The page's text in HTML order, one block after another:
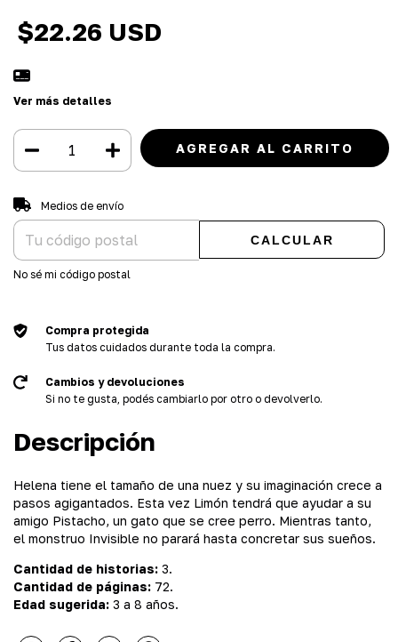
$22.26 USD
Ver más detalles
Entregas para el CP:
Medios de envío
CALCULAR
No sé mi código postal
Compra protegida
Tus datos cuidados durante toda la compra.
Cambios y devoluciones
Si no te gusta, podés cambiarlo por otro o devolverlo.
Descripción
Helena tiene el tamaño de una nuez y su imaginación crece a
pasos agigantados. Esta vez Limón tendrá que ayudar a su
amigo Pistacho, un gato que se cree perro. Mientras tanto,
el monstruo Invisible no parará hasta concretar sus sueños.
Cantidad de historias: 3.
Cantidad de páginas: 72.
Edad sugerida: 3 a 8 años.